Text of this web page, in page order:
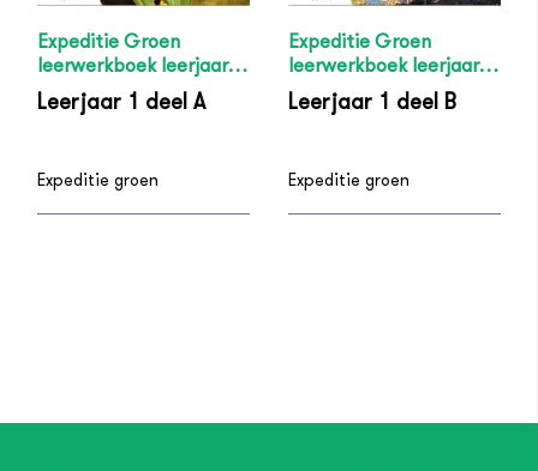
Expeditie Groen
leerwerkboek leerjaar 1
deel A
Leerjaar 1 deel A
Expeditie groen
Expeditie Groen
leerwerkboek leerjaar 1
deel B
Leerjaar 1 deel B
Expeditie groen